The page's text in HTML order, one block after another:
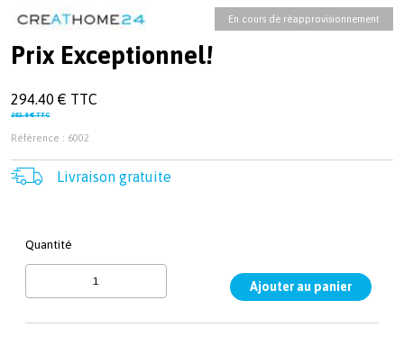
En cours de réapprovisionnement
Prix Exceptionnel!
294.40 € TTC
382.8 € TTC
Référence : 6002
Livraison gratuite
Quantité